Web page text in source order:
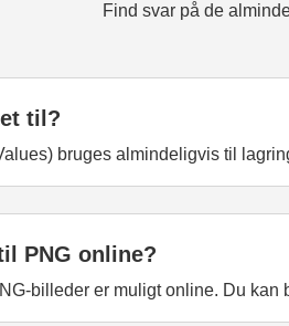
Find svar på de
til?
bruges almindeligvis til
PNG online?
billeder er muligt online. Du kan